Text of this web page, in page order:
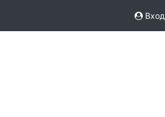
Вход